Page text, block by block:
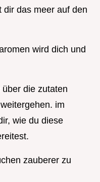
dir das meer auf den
wird dich und
die zutaten
im
wie du diese
zauberer zu